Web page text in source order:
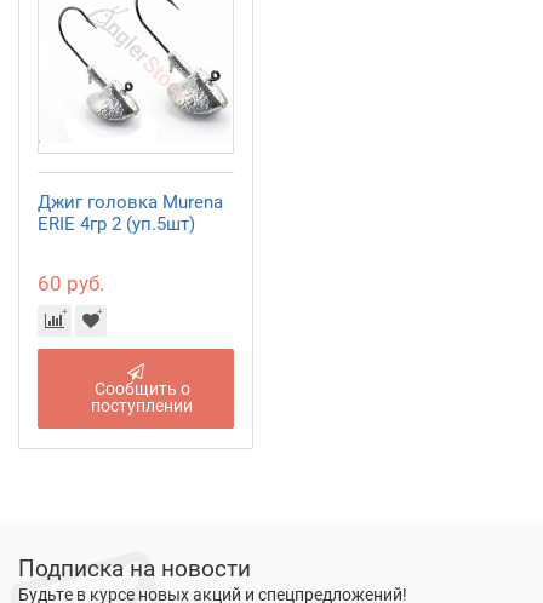
Джиг головка Murena
ERIE 4гр 2 (уп.5шт)
60 руб.
Сообщить о
поступлении
Подписка на новости
Будьте в курсе новых акций и спецпредложений!